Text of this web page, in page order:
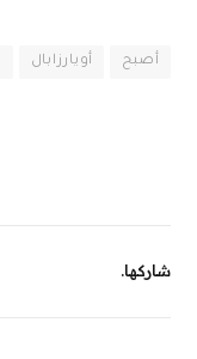
أصبح أويارزابال
شاركها.